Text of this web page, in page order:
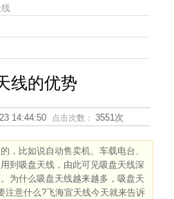
线的优势
14:44:50 点击次数： 3551次
，比如说自动售卖机、车载电台、
到吸盘天线，由此可见吸盘天线深
为什么吸盘天线越来越多，吸盘天
注意什么?飞海宣天线今天就来告诉